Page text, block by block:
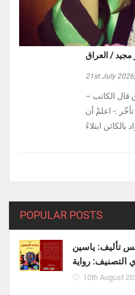
مجيد / العراق
21st July 2026,
‏قال الكاتب –
:- ‏اعلمْ أن
POPULAR POSTS
تأليف: ياسين
التصنيف: رواية
10th August